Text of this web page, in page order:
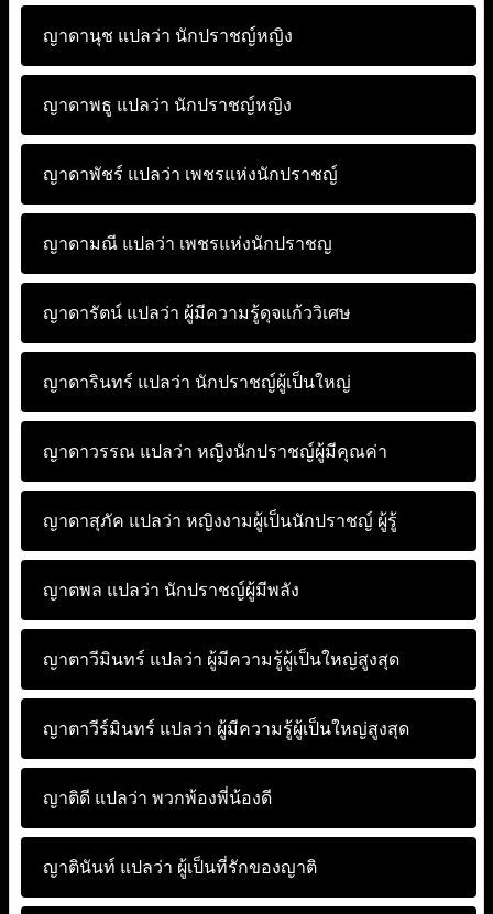
ญาดานุช แปลว่า นักปราชญ์หญิง
ญาดาพธู แปลว่า นักปราชญ์หญิง
ญาดาพัชร์ แปลว่า เพชรแห่งนักปราชญ์
ญาดามณี แปลว่า เพชรแห่งนักปราชญ
ญาดารัตน์ แปลว่า ผู้มีความรู้ดุจแก้ววิเศษ
ญาดารินทร์ แปลว่า นักปราชญ์ผู้เป็นใหญ่
ญาดาวรรณ แปลว่า หญิงนักปราชญ์ผู้มีคุณค่า
ญาดาสุภัค แปลว่า หญิงงามผู้เป็นนักปราชญ์ ผู้รู้
ญาตพล แปลว่า นักปราชญ์ผู้มีพลัง
ญาตาวีมินทร์ แปลว่า ผู้มีความรู้ผู้เป็นใหญ่สูงสุด
ญาตาวีร์มินทร์ แปลว่า ผู้มีความรู้ผู้เป็นใหญ่สูงสุด
ญาติดี แปลว่า พวกพ้องพี่น้องดี
ญาตินันท์ แปลว่า ผู้เป็นที่รักของญาติ